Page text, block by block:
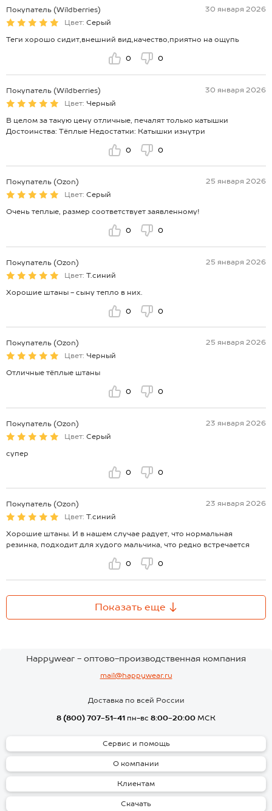
Покупатель (Wildberries)
30 января 2026
Цвет: Серый
Теги хорошо сидит,внешний вид,качество,приятно на ощупь
0 0
Покупатель (Wildberries)
30 января 2026
Цвет: Черный
В целом за такую цену отличные, печалят только катышки
Достоинства: Тёплые Недостатки: Катышки изнутри
0 0
Покупатель (Ozon)
25 января 2026
Цвет: Серый
Очень теплые, размер соответствует заявленному!
0 0
Покупатель (Ozon)
25 января 2026
Цвет: Т.синий
Хорошие штаны - сыну тепло в них.
0 0
Покупатель (Ozon)
25 января 2026
Цвет: Черный
Отличные тёплые штаны
0 0
Покупатель (Ozon)
23 января 2026
Цвет: Серый
супер
0 0
Покупатель (Ozon)
23 января 2026
Цвет: Т.синий
Хорошие штаны. И в нашем случае радует, что нормальная
резинка, подходит для худого мальчика, что редко встречается
0 0
Показать еще
Happywear - оптово-производственная компания
mail@happywear.ru
Доставка по всей России
8 (800) 707-51-41 пн-вс 8:00-20:00 МСК
Сервис и помощь
О компании
Клиентам
Скачать